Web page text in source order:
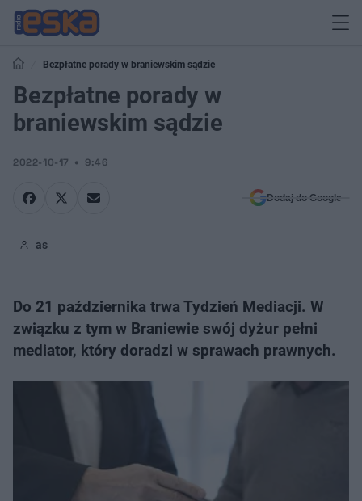
Bezpłatne porady w braniewskim sądzie
Bezpłatne porady w
braniewskim sądzie
2022-10-17 9:46
Dodaj do Google
as
Do 21 października trwa Tydzień Mediacji. W
związku z tym w Braniewie swój dyżur pełni
mediator, który doradzi w sprawach prawnych.